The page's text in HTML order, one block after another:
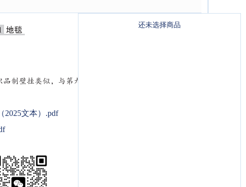
2025文本）.pdf
还未选择商品